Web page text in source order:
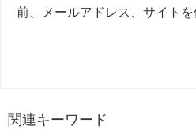
前、メールアドレス、サイトを
関連キーワード